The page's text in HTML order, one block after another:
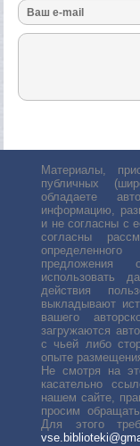
Материалы,
публичных
обладаете
информацию,
и не согласны с
согласны
предложения
использовать
действия
выкладывают
вашего
загружаются
с чьей либо
опыте
Не смотря на
касательно
нашем сайте,
просим
Для этого